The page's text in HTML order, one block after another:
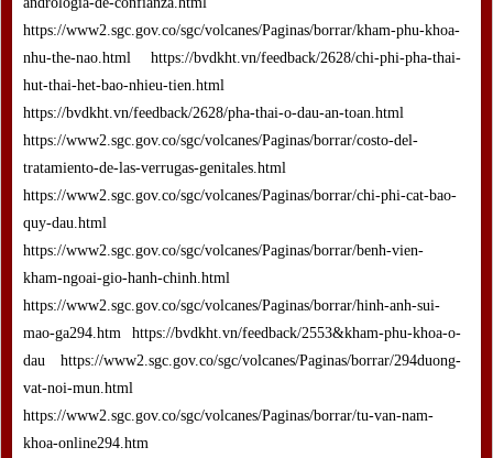
https://www2.sgc.gov.co/sgc/volcanes/Paginas/borrar/kham-phu-khoa-
nhu-the-nao.html https://bvdkht.vn/feedback/2628/chi-phi-pha-thai-
hut-thai-het-bao-nhieu-tien.html
https://bvdkht.vn/feedback/2628/pha-thai-o-dau-an-toan.html
https://www2.sgc.gov.co/sgc/volcanes/Paginas/borrar/costo-del-
tratamiento-de-las-verrugas-genitales.html
https://www2.sgc.gov.co/sgc/volcanes/Paginas/borrar/chi-phi-cat-bao-
quy-dau.html
https://www2.sgc.gov.co/sgc/volcanes/Paginas/borrar/benh-vien-
kham-ngoai-gio-hanh-chinh.html
https://www2.sgc.gov.co/sgc/volcanes/Paginas/borrar/hinh-anh-sui-
mao-ga294.htm https://bvdkht.vn/feedback/2553&kham-phu-khoa-o-
dau https://www2.sgc.gov.co/sgc/volcanes/Paginas/borrar/294duong-
vat-noi-mun.html
https://www2.sgc.gov.co/sgc/volcanes/Paginas/borrar/tu-van-nam-
khoa-online294.htm